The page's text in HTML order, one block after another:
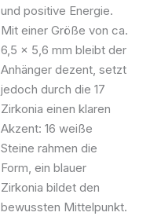
und positive Energie.
Mit einer Größe von ca.
6,5 × 5,6 mm bleibt der
Anhänger dezent, setzt
jedoch durch die 17
Zirkonia einen klaren
Akzent: 16 weiße
Steine rahmen die
Form, ein blauer
Zirkonia bildet den
bewussten Mittelpunkt.